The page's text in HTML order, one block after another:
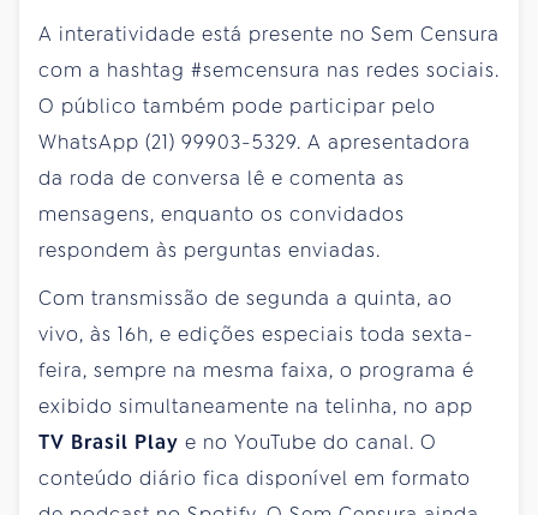
A interatividade está presente no Sem Censura
com a hashtag #semcensura nas redes sociais.
O público também pode participar pelo
WhatsApp (21) 99903-5329. A apresentadora
da roda de conversa lê e comenta as
mensagens, enquanto os convidados
respondem às perguntas enviadas.
Com transmissão de segunda a quinta, ao
vivo, às 16h, e edições especiais toda sexta-
feira, sempre na mesma faixa, o programa é
exibido simultaneamente na telinha, no app
TV Brasil Play e no YouTube do canal. O
conteúdo diário fica disponível em formato